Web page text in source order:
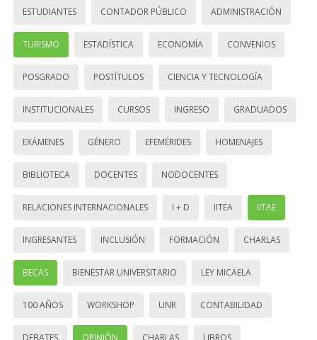
ESTUDIANTES CONTADOR PÚBLICO ADMINISTRACIÓN
TURISMO ESTADÍSTICA ECONOMÍA CONVENIOS
POSGRADO POSTÍTULOS CIENCIA Y TECNOLOGÍA
INSTITUCIONALES CURSOS INGRESO GRADUADOS
EXÁMENES GÉNERO EFEMÉRIDES HOMENAJES
BIBLIOTECA DOCENTES NODOCENTES
RELACIONES INTERNACIONALES I + D IITEA IITAE
INGRESANTES INCLUSIÓN FORMACIÓN CHARLAS
BECAS BIENESTAR UNIVERSITARIO LEY MICAELA
100 AÑOS WORKSHOP UNR CONTABILIDAD